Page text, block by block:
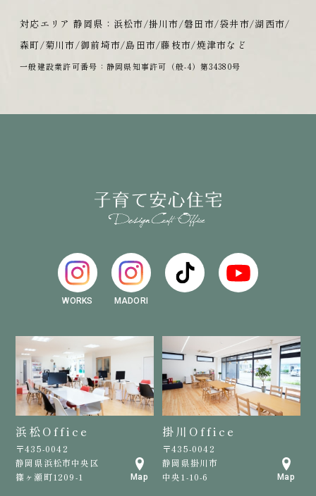
対応エリア 静岡県：浜松市/掛川市/磐田市/袋井市/湖西市/
森町/菊川市/御前埼市/島田市/藤枝市/焼津市など
一般建設業許可番号：静岡県知事許可（般-4）第34380号
WORKS MADORI
浜松Office
〒435-0042
静岡県浜松市中央区
篠ヶ瀬町1209-1
Map
掛川Office
〒435-0042
静岡県掛川市
中央1-10-6
Map